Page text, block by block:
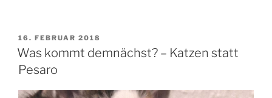
VERÖFFENTLICHT
AM
16. FEBRUAR 2018
Was kommt demnächst? – Katzen statt
Pesaro